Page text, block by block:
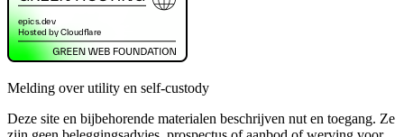
Melding over utility en self-custody
Deze site en bijbehorende materialen beschrijven nut en toegang. Ze